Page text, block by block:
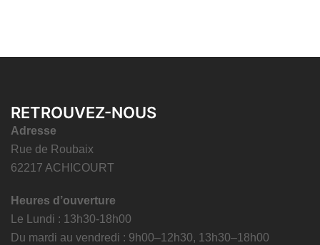
RETROUVEZ-NOUS
Adresse
Rue de Roubaix
62217 ACHICOURT
Heures d’ouverture
Le Lundi : 13h30-18h00
Du mardi au vendredi : 9h00–12h30, 13h30–18h00